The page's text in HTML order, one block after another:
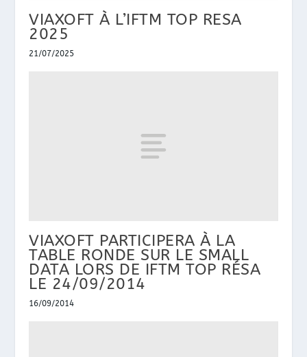
VIAXOFT À L’IFTM TOP RESA
2025
21/07/2025
VIAXOFT PARTICIPERA À LA
TABLE RONDE SUR LE SMALL
DATA LORS DE IFTM TOP RÉSA
LE 24/09/2014
16/09/2014